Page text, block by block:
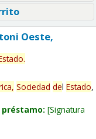
Oeste,
.
Sociedad del Estado,
Signatura